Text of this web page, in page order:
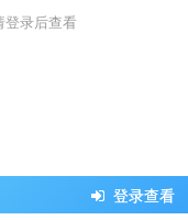
登录后查看
登录查看